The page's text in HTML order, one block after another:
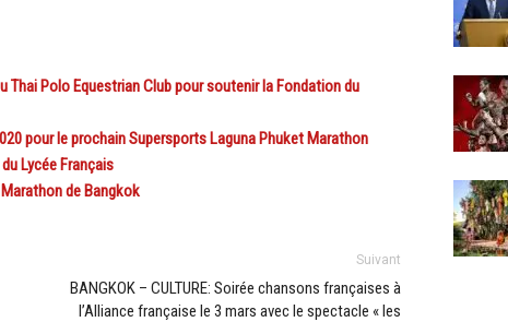
Thai Polo Equestrian Club pour soutenir la Fondation du
pour le prochain Supersports Laguna Phuket Marathon
Lycée Français
de Bangkok
Suivant
BANGKOK – CULTURE: Soirée chansons françaises à
l’Alliance française le 3 mars avec le spectacle « les